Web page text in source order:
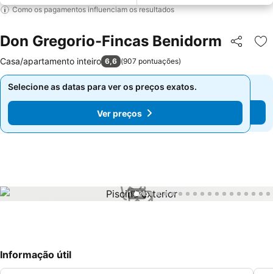
Como os pagamentos influenciam os resultados
Don Gregorio-Fincas Benidorm Partilhar
Casa/apartamento inteiro 6,6 (907 pontuações)
Selecione as datas para ver os preços exatos.
Ver preços
Selecione as datas para ver os preços exatos.
Ver preços
1 / 21
Informação útil